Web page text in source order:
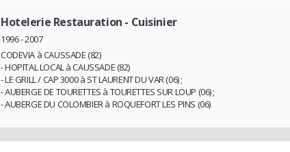
Hotelerie Restauration - Cuisinier
1996 - 2007
CODEVIA à CAUSSADE (82)
- HOPITAL LOCAL à CAUSSADE (82)
- LE GRILL / CAP 3000 à ST LAURENT DU VAR (06) ;
- AUBERGE DE TOURETTES à TOURETTES SUR LOUP (06) ;
- AUBERGE DU COLOMBIER à ROQUEFORT LES PINS (06)